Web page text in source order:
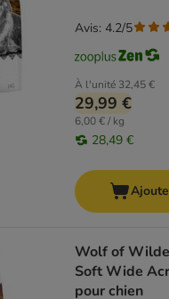
À l'unité 32,45 €
29,99 €
6,00 € / kg
28,49 €
Avis: 4.2/5
Wolf of
Soft Wide
pour chien